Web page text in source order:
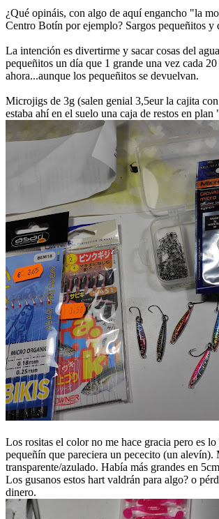
¿Qué opináis, con algo de aquí engancho "la
Centro Botín por ejemplo? Sargos pequeñitos y
La intención es divertirme y sacar cosas del
pequeñitos un día que 1 grande una vez cada
ahora...aunque los pequeñitos se devuelvan.
Microjigs de 3g (salen genial 3,5eur la cajita
estaba ahí en el suelo una caja de restos en
Los rositas el color no me hace gracia pero es
pequeñín que pareciera un pececito (un alevín).
transparente/azulado. Había más grandes en
Los gusanos estos hart valdrán para algo? o
dinero.